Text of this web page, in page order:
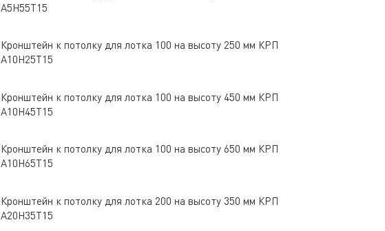
А5Н55Т15
Кронштейн к потолку для лотка 100 на высоту 250 мм КРП
А10Н25Т15
Кронштейн к потолку для лотка 100 на высоту 450 мм КРП
А10Н45Т15
Кронштейн к потолку для лотка 100 на высоту 650 мм КРП
А10Н65Т15
Кронштейн к потолку для лотка 200 на высоту 350 мм КРП
А20Н35Т15